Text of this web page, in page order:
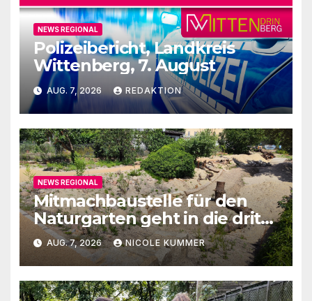
NEWS REGIONAL
Polizeibericht, Landkreis
Wittenberg, 7. August
AUG. 7, 2026 REDAKTION
NEWS REGIONAL
Mitmachbaustelle für den
Naturgarten geht in die dritte
Runde
AUG. 7, 2026 NICOLE KUMMER